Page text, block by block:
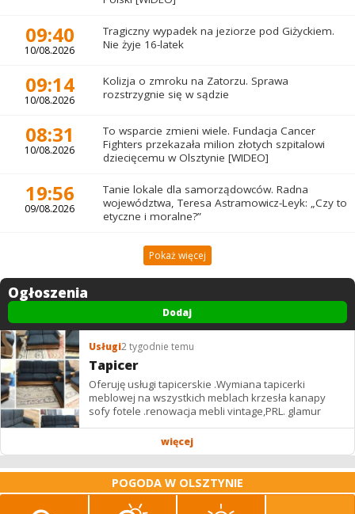
09:40
10/08.2026
Tragiczny wypadek na jeziorze pod Giżyckiem.
Nie żyje 16-latek
09:14
10/08.2026
Kolizja o zmroku na Zatorzu. Sprawa
rozstrzygnie się w sądzie
08:31
10/08.2026
To wsparcie zmieni wiele. Fundacja Cancer
Fighters przekazała milion złotych szpitalowi
dziecięcemu w Olsztynie [WIDEO]
19:56
09/08.2026
Tanie lokale dla samorządowców. Radna
województwa, Teresa Astramowicz-Leyk: „Czy to
etyczne i moralne?”
Pokaż więcej
Ogłoszenia
Dodaj
Usługi2 tygodnie temu
Tapicer
Oferuję usługi tapicerskie .Wymiana tapicerki
meblowej na wszystkich meblach krzesła kanapy
sofy fotele .renowacja mebli vintage,PRL. glamur
więcej
POGODA W OLSZTYNIE